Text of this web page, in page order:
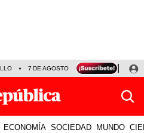
7 DE AGOSTO TINKA RESULTADOS
ECONOMÍA SOCIEDAD MUNDO